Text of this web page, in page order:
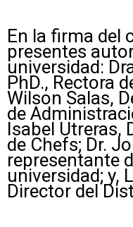
En la firma del
presentes
universidad:
PhD., Rectora
Wilson Salas,
de
Isabel Utreras,
de Chefs; Dr.
representante
universidad; y,
Director del